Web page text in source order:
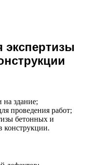
на здание;
проведения работ;
бетонных и
конструкции.
2М
ОНИКС-1
Schmidt 2000